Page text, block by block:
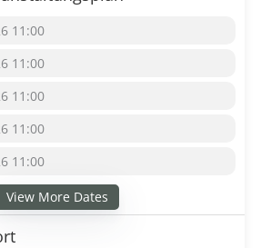
11:00
11:00
11:00
11:00
11:00
View More Dates